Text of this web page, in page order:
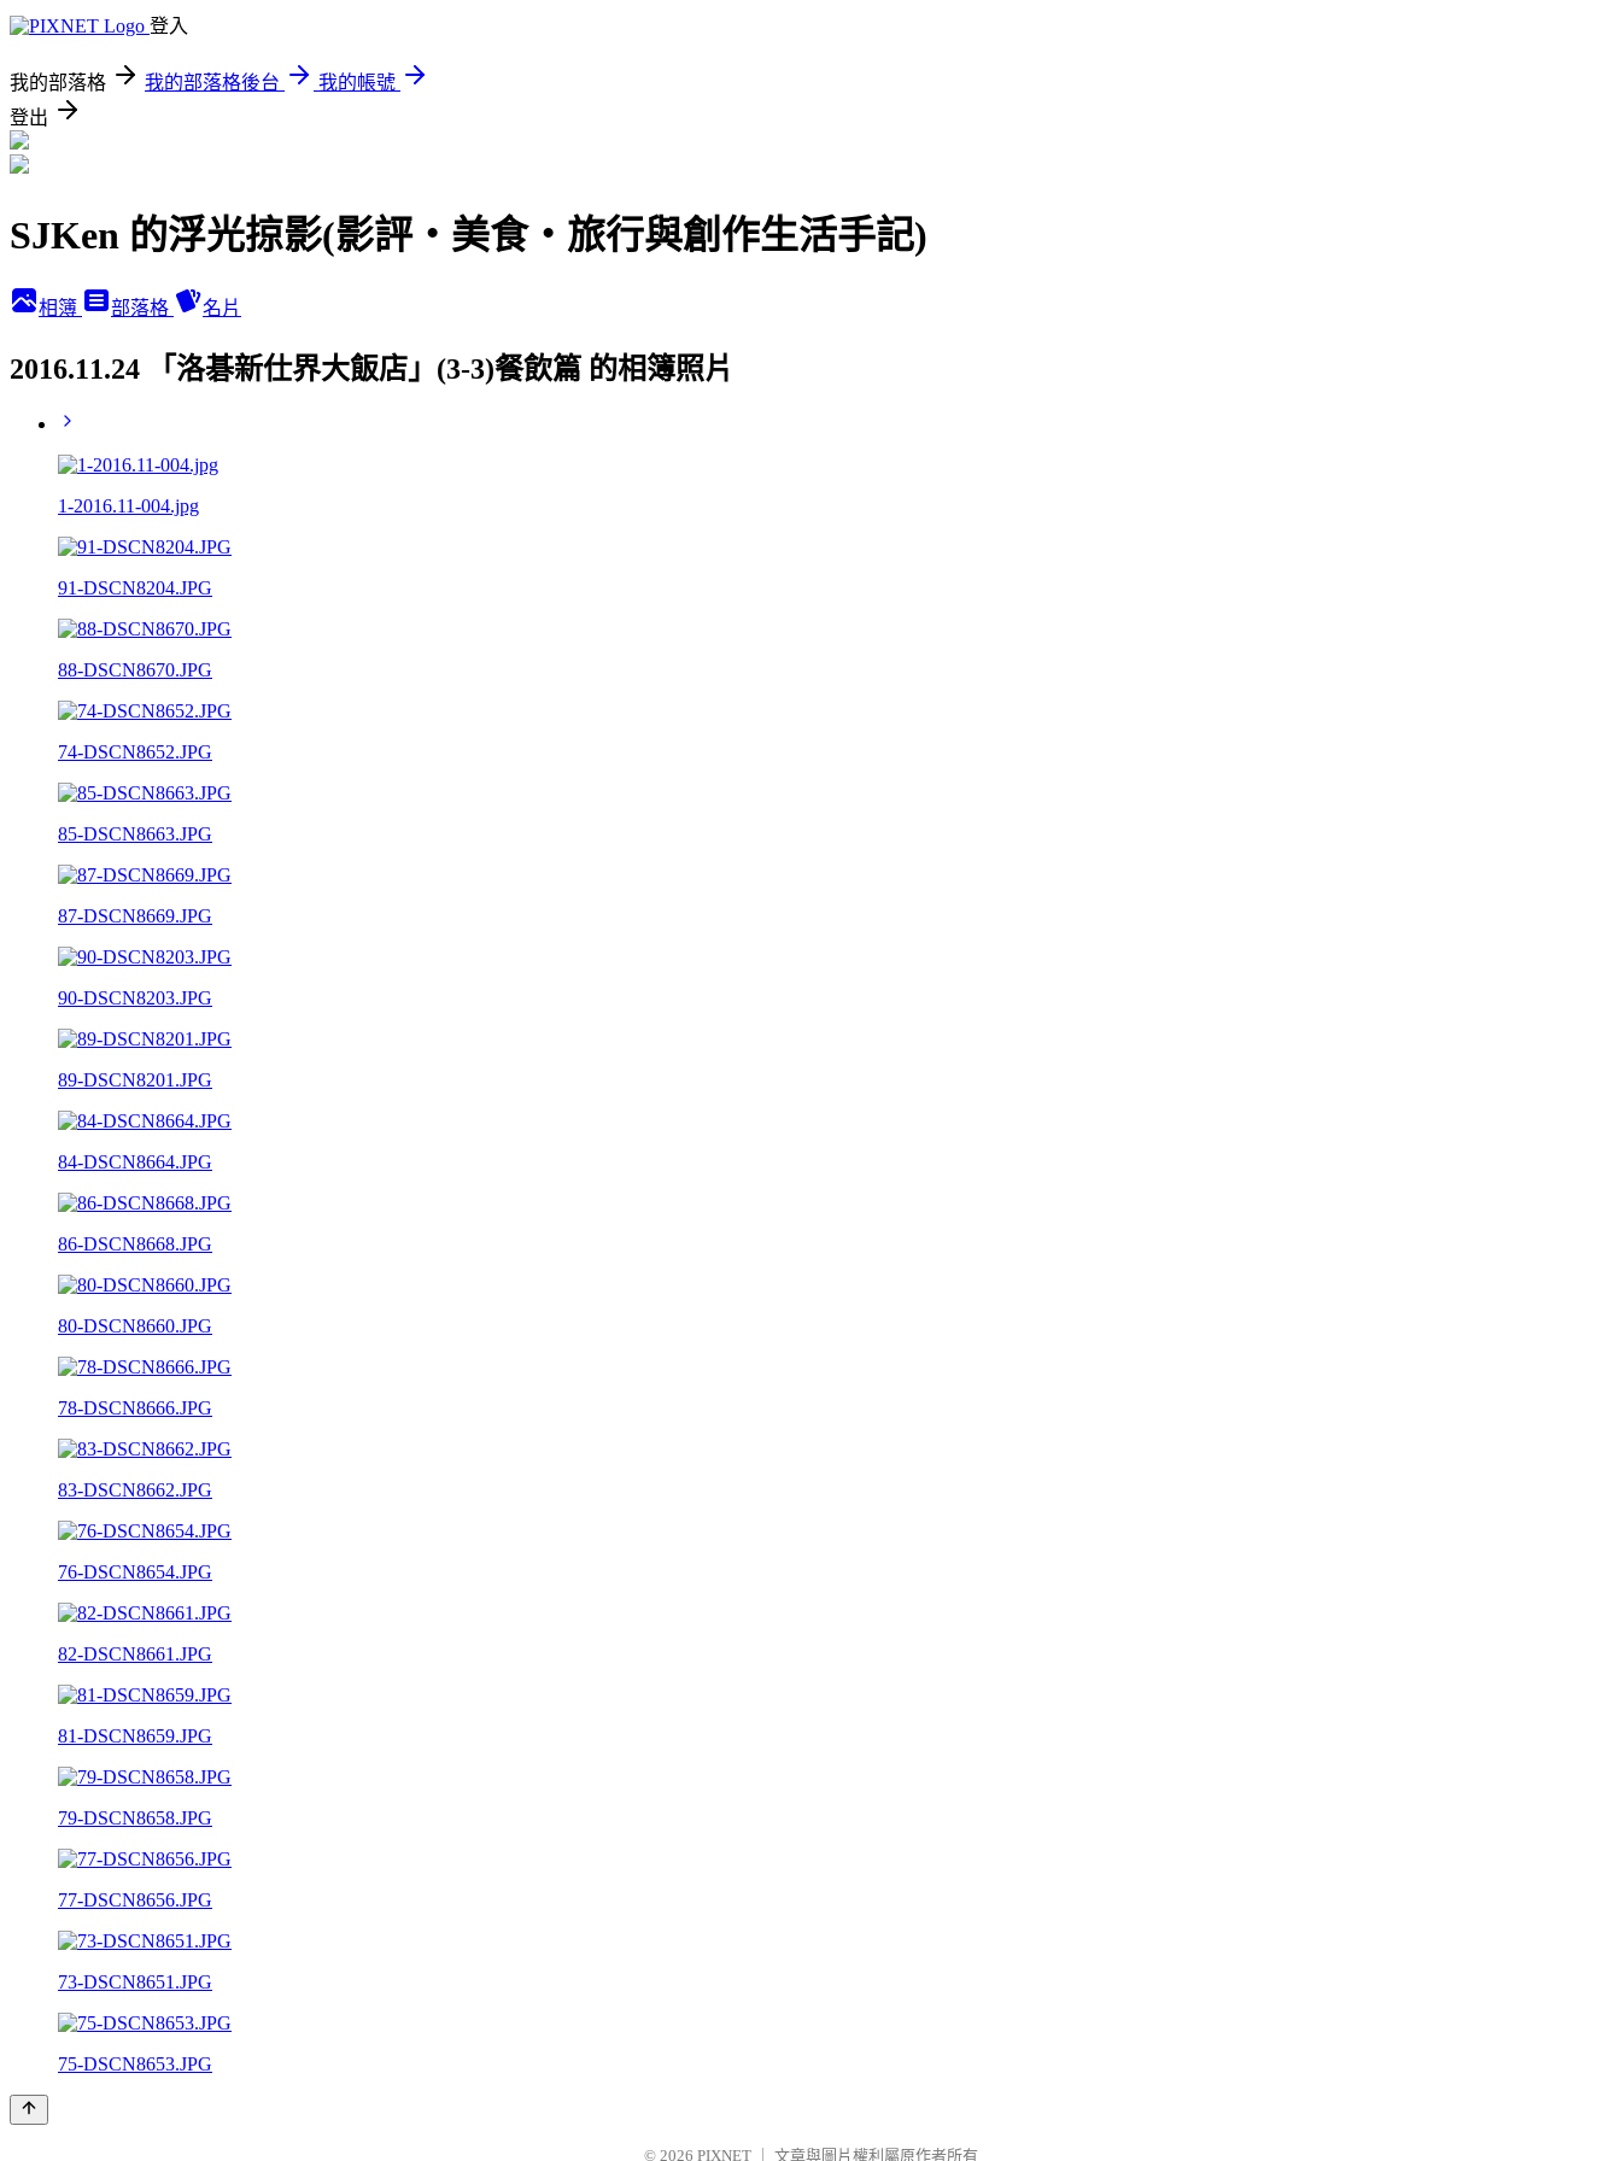
登入
我的部落格 我的部落格後台
我的帳號
登出
SJKen 的浮光掠影(影評‧美食‧旅行與創作生活手記)
相簿 部落格 名片
2016.11.24 「洛碁新仕界大飯店」(3-3)餐飲篇 的相簿照片
1-2016.11-004.jpg
91-DSCN8204.JPG
88-DSCN8670.JPG
74-DSCN8652.JPG
85-DSCN8663.JPG
87-DSCN8669.JPG
90-DSCN8203.JPG
89-DSCN8201.JPG
84-DSCN8664.JPG
86-DSCN8668.JPG
80-DSCN8660.JPG
78-DSCN8666.JPG
83-DSCN8662.JPG
76-DSCN8654.JPG
82-DSCN8661.JPG
81-DSCN8659.JPG
79-DSCN8658.JPG
77-DSCN8656.JPG
73-DSCN8651.JPG
75-DSCN8653.JPG
© 2026 PIXNET 文章與圖片權利屬原作者所有